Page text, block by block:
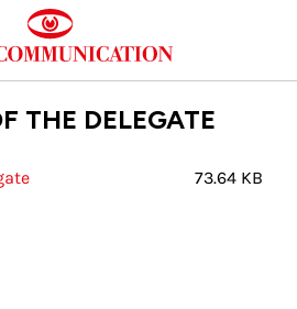
THE DELEGATE
73.64 KB